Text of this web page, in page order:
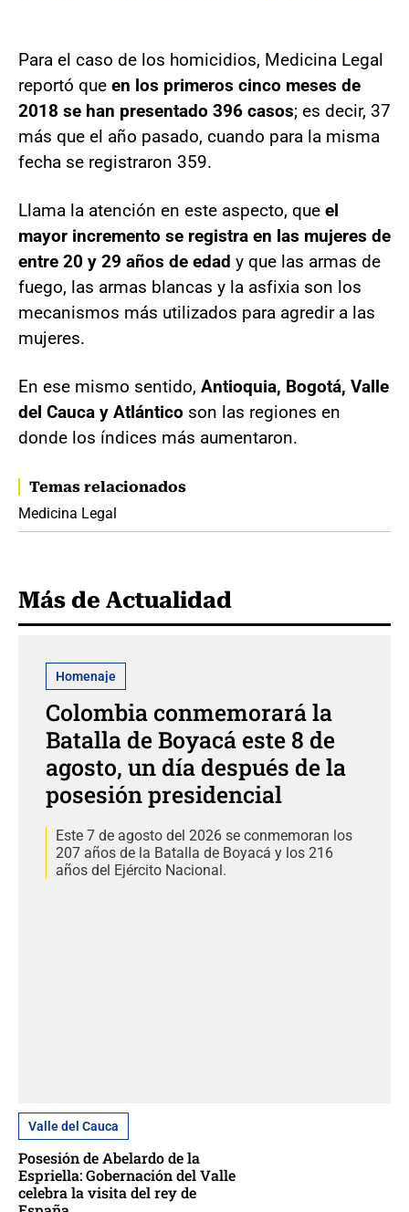
Para el caso de los homicidios, Medicina Legal
reportó que en los primeros cinco meses de
2018 se han presentado 396 casos; es decir, 37
más que el año pasado, cuando para la misma
fecha se registraron 359.
Llama la atención en este aspecto, que el
mayor incremento se registra en las mujeres de
entre 20 y 29 años de edad y que las armas de
fuego, las armas blancas y la asfixia son los
mecanismos más utilizados para agredir a las
mujeres.
En ese mismo sentido, Antioquia, Bogotá, Valle
del Cauca y Atlántico son las regiones en
donde los índices más aumentaron.
Temas relacionados
Medicina Legal
Más de Actualidad
Homenaje
Colombia conmemorará la
Batalla de Boyacá este 8 de
agosto, un día después de la
posesión presidencial
Este 7 de agosto del 2026 se conmemoran los
207 años de la Batalla de Boyacá y los 216
años del Ejército Nacional.
Valle del Cauca
Posesión de Abelardo de la
Espriella: Gobernación del Valle
celebra la visita del rey de